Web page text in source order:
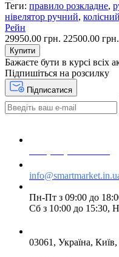
Теги: правило розкладне,
нівелятор ручний,
Рейн
29950.00 грн. 22500.00 грн.
Купити
Бажаєте бути в курсі всіх
Підпишіться на розсилку
Підписатися
Пн-Пт з 09:00 до
Сб з 10:00 до 15:30,
03061, Україна,